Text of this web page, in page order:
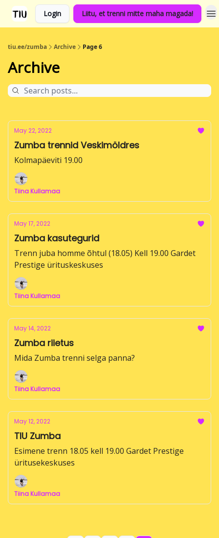
Login Liitu, et trenni mitte maha magada!
tiu.ee/zumba Archive Page 6
Archive
May 22, 2022
Zumba trennid Veskimöldres
Kolmapäeviti 19.00
Tiina Kullamaa
May 17, 2022
Zumba kasutegurid
Trenn juba homme õhtul (18.05) Kell 19.00 Gardet
Prestige ürituskeskuses
Tiina Kullamaa
May 14, 2022
Zumba riietus
Mida Zumba trenni selga panna?
Tiina Kullamaa
May 12, 2022
TIU Zumba
Esimene trenn 18.05 kell 19.00 Gardet Prestige
üritusekeskuses
Tiina Kullamaa